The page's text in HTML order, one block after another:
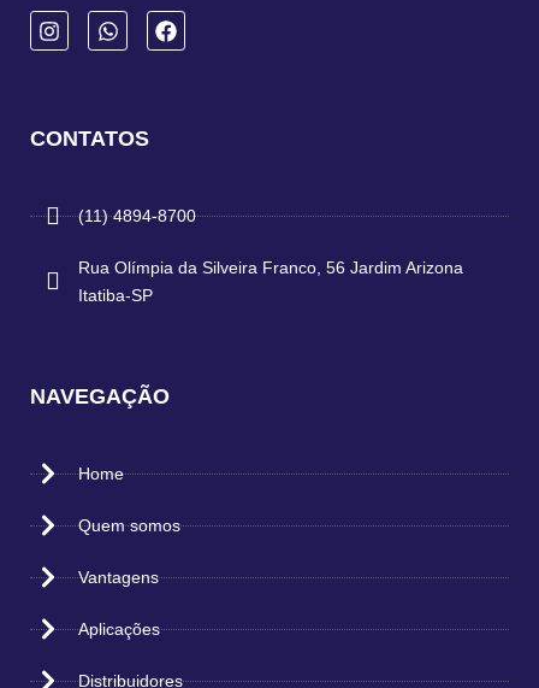
CONTATOS
(11) 4894-8700
Rua Olímpia da Silveira Franco, 56 Jardim Arizona
Itatiba-SP
NAVEGAÇÃO
Home
Quem somos
Vantagens
Aplicações
Distribuidores